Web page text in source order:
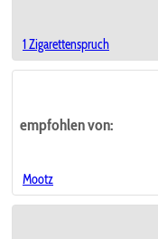
1 Zigarettenspruch
empfohlen von:
Mootz